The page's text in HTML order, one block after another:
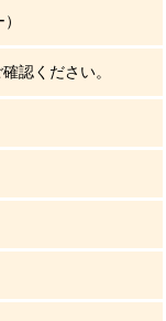
認ください。